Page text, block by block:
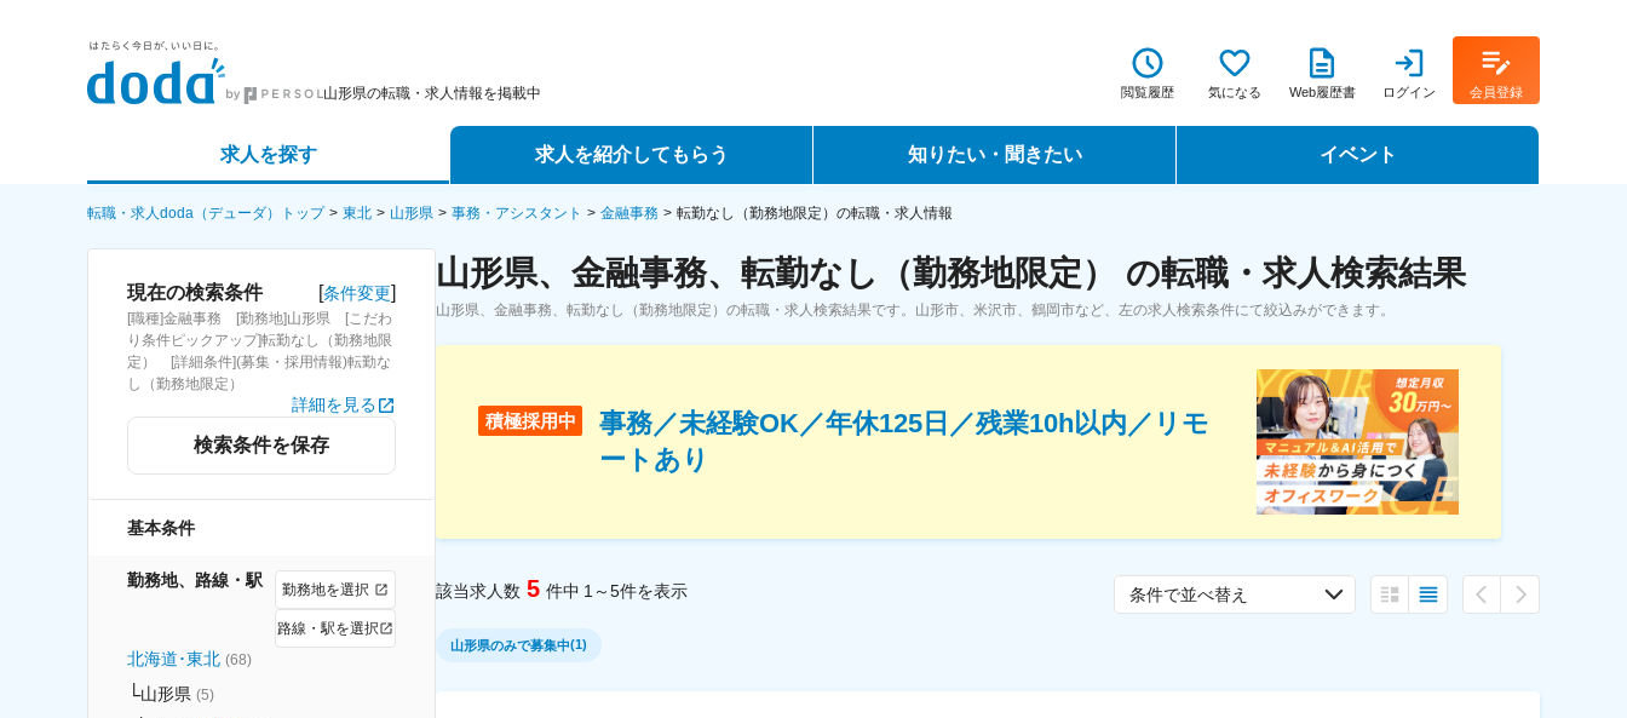
山形県の転職・求人情報を掲載中 閲覧履歴 気になる Web履歴書 ログイン 会員登録
求人を探す
詳細条件から探す
求人特集から探す
求人を紹介してもらう
エージェントサービス
スカウトサービス
知りたい・聞きたい
転職ノウハウ
データで見る転職
イベント
転職フェア
転職・求人doda（デューダ）トップ 東北 山形県 事務・アシスタント 金融事務 転勤なし（勤務地限定）の転職・求人情報
現在の検索条件 [条件変更]
[職種]金融事務 [勤務地]山形県 [こだわ
り条件ピックアップ]転勤なし（勤務地限
定） [詳細条件](募集・採用情報)転勤な
し（勤務地限定）
詳細を見る
検索条件を保存
基本条件
勤務地、路線・駅 勤務地を選択
路線・駅を選択
北海道･東北 (68)
山形県 (5)
山形県、金融事務、転勤なし（勤務地限定） の転職・求人検索結果
山形県、金融事務、転勤なし（勤務地限定）の転職・求人検索結果です。山形市、米沢市、鶴岡市など、左の求人検索条件にて絞込みができます。
積極採用中
事務／未経験OK／年休125日／残業10h以内／リモ
ートあり
該当求人数 5 件中 1～5件を表示 条件で並べ替え
山形県のみで募集中(1)